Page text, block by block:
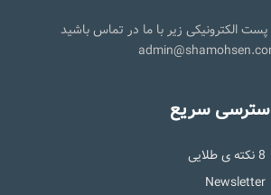
پست الکترونیکی زیر با ما در تماس باشید
سریع
8 نکته ی طلایی
Newsletter